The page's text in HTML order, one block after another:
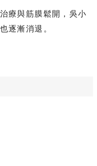
療與筋膜鬆開，吳小
逐漸消退。